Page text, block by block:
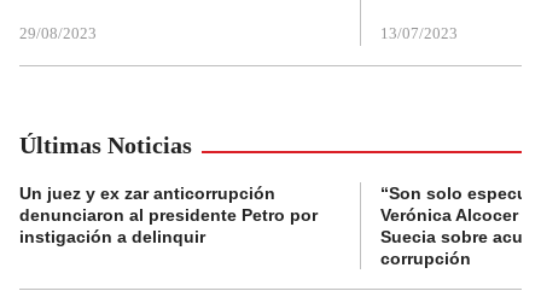
29/08/2023 13/07/2023
Últimas Noticias
Un juez y ex zar anticorrupción
denunciaron al presidente Petro por
instigación a delinquir
“Son solo
Verónica Alcocer a
Suecia sobre
corrupción